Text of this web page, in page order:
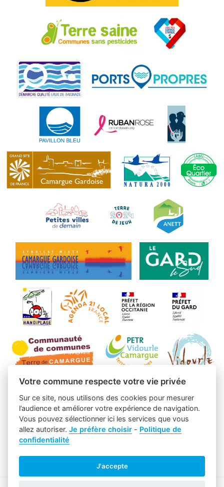
Votre commune respecte votre vie privée
Sur ce site, nous utilisons des cookies pour mesurer
l’audience et améliorer votre expérience de navigation.
Vous pouvez sélectionner ici les services que vous
allez autoriser.Je préfère choisir - Politique de
confidentialité
J'accepte